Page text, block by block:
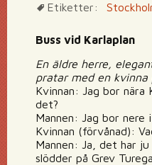
Etiketter:
Buss vid Karlaplan
En äldre herre,
pratar med en kvinna
Kvinnan: Jag bor nära
det?
Mannen: Jag bor nere
Kvinnan (förvånad):
Mannen: Ja, det har
slödder på Grev